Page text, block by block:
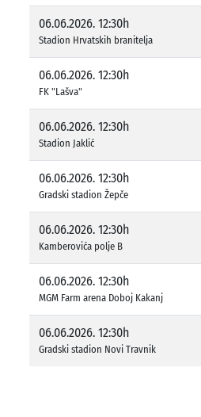
06.06.2026. 12:30h
Stadion Hrvatskih branitelja
06.06.2026. 12:30h
FK "Lašva"
06.06.2026. 12:30h
Stadion Jaklić
06.06.2026. 12:30h
Gradski stadion Žepče
06.06.2026. 12:30h
Kamberovića polje B
06.06.2026. 12:30h
MGM Farm arena Doboj Kakanj
06.06.2026. 12:30h
Gradski stadion Novi Travnik